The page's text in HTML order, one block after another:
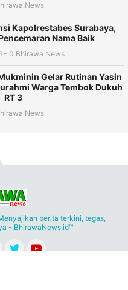
News
Kapolrestabes Surabaya,
Nama Baik
- 0 Bhirawa News
Gelar Rutinan Yasin
Warga Tembok Dukuh
RT 3
News
berita terkini, tegas,
- BhirawaNews.id™